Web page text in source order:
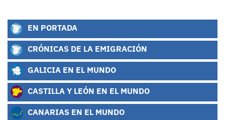
EN PORTADA
CRÓNICAS DE LA EMIGRACIÓN
GALICIA EN EL MUNDO
CASTILLA Y LEÓN EN EL MUNDO
CANARIAS EN EL MUNDO